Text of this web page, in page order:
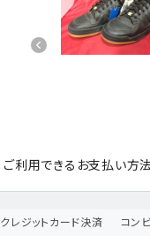
ご利用できるお支払い方法
クレジットカード決済 コン